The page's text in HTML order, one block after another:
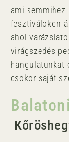
ami semmihez
fesztiválokon
ahol
virágszedés
hangulatunkat
csokor saját